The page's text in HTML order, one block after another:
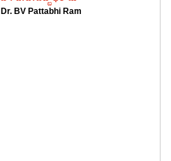
Dr. BV Pattabhi Ram